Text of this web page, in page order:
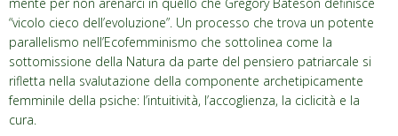
mente per non arenarci in quello che Gregory Bateson definisce
“vicolo cieco dell’evoluzione”. Un processo che trova un potente
parallelismo nell’Ecofemminismo che sottolinea come la
sottomissione della Natura da parte del pensiero patriarcale si
rifletta nella svalutazione della componente archetipicamente
femminile della psiche: l’intuitività, l’accoglienza, la ciclicità e la
cura.